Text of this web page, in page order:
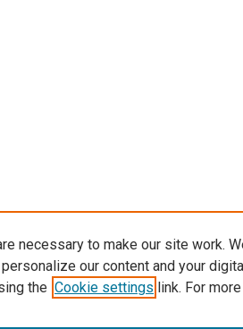
necessary to make our site work.
our content and your
the Cookie settings link. For